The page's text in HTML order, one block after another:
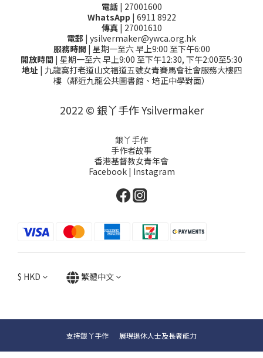
電話 | 27001600
WhatsApp | 6911 8922
傳真| 27001610
電郵 | ysilvermaker@ywca.org.hk
服務時間 | 星期一至六 早上9:00 至下午6:00
開放時間 | 星期一至六 早上9:00 至下午12:30, 下午2:00至5:30
地址 | 九龍窩打老道山文福道五號女青賽馬會社會服務大樓四
樓（鄰近九龍公共圖書館、培正中學對面）
2022 © 銀丫手作 Ysilvermaker
銀丫手作
手作者故事
香港基督教女青年會
Facebook | Instagram
$ HKD 繁體中文
支持銀丫手作 展現退休人士及長者能力